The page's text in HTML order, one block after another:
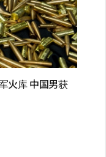
火库 中国男获